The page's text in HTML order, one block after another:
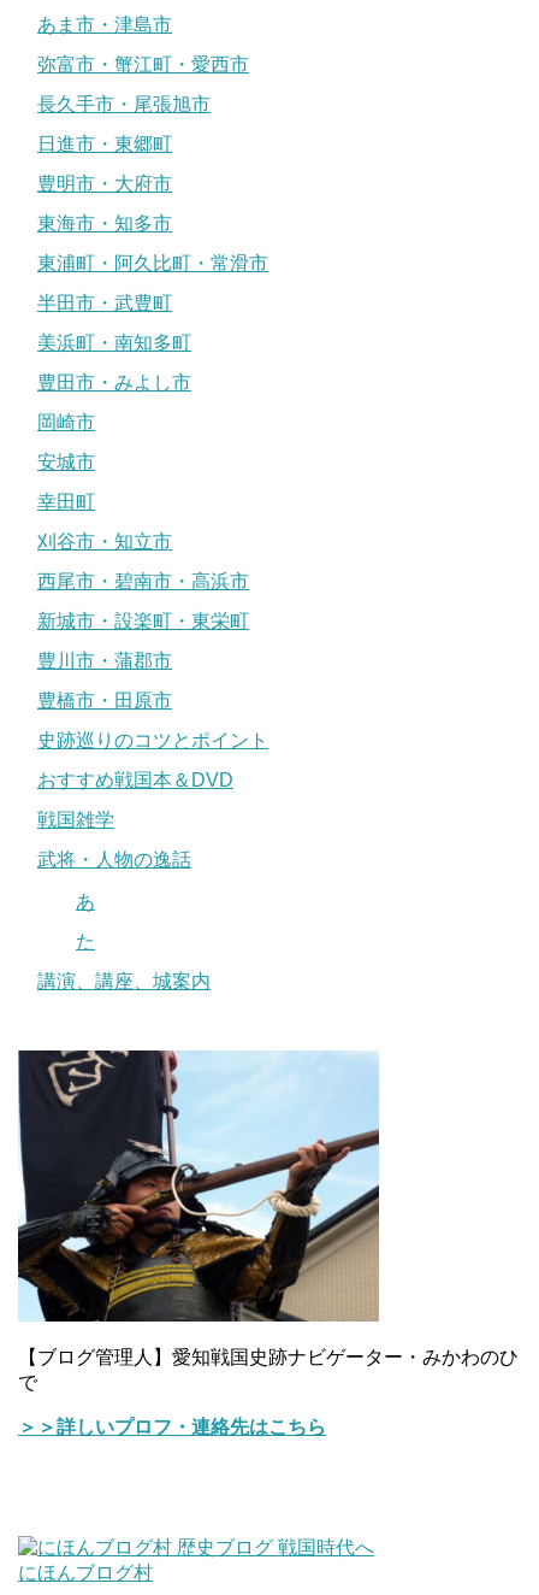
あま市・津島市
弥富市・蟹江町・愛西市
長久手市・尾張旭市
日進市・東郷町
豊明市・大府市
東海市・知多市
東浦町・阿久比町・常滑市
半田市・武豊町
美浜町・南知多町
豊田市・みよし市
岡崎市
安城市
幸田町
刈谷市・知立市
西尾市・碧南市・高浜市
新城市・設楽町・東栄町
豊川市・蒲郡市
豊橋市・田原市
史跡巡りのコツとポイント
おすすめ戦国本＆DVD
戦国雑学
武将・人物の逸話
あ
た
講演、講座、城案内
【ブログ管理人】愛知戦国史跡ナビゲーター・みかわのひ
で
＞＞詳しいプロフ・連絡先はこちら
にほんブログ村